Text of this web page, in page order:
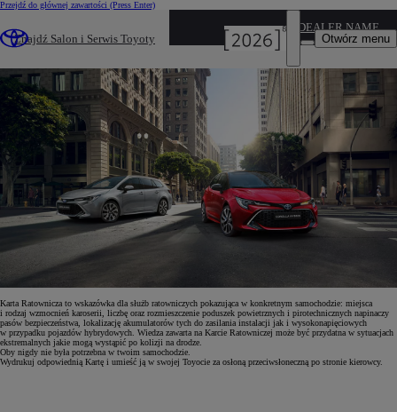
Przejdź do głównej zawartości (Press Enter)
Znajdź Salon i Serwis Toyoty
DEALER NAME
Otwórz menu
KARTA RATOWNICZA W KAŻDEJ TOYOCIE
Karta Ratownicza to wskazówka dla służb ratowniczych pokazująca w konkretnym samochodzie: miejsca
i rodzaj wzmocnień karoserii, liczbę oraz rozmieszczenie poduszek powietrznych i pirotechnicznych napinaczy
pasów bezpieczeństwa, lokalizację akumulatorów tych do zasilania instalacji jak i wysokonapięciowych
w przypadku pojazdów hybrydowych. Wiedza zawarta na Karcie Ratowniczej może być przydatna w sytuacjach
ekstremalnych jakie mogą wystąpić po kolizji na drodze.
Oby nigdy nie była potrzebna w twoim samochodzie.
Wydrukuj odpowiednią Kartę i umieść ją w swojej Toyocie za osłoną przeciwsłoneczną po stronie kierowcy.